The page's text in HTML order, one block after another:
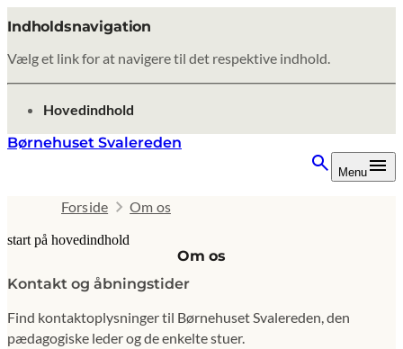
Indholdsnavigation
Vælg et link for at navigere til det respektive indhold.
gå til
Hovedindhold
Børnehuset Svalereden
Menu
Forside Om os
start på hovedindhold
Om ossenest opdateret 9. februar 2026
Kontakt og åbningstider
Find kontaktoplysninger til Børnehuset Svalereden, den
pædagogiske leder og de enkelte stuer.